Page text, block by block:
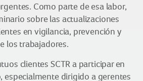
Como parte de esa labor,
sobre las actualizaciones
en vigilancia, prevención y
los trabajadores.
clientes SCTR a participar en
especialmente dirigido a gerentes